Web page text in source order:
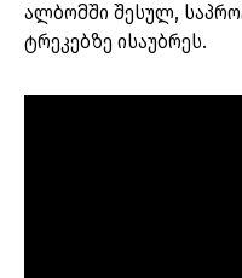
ალბომში შესულ,
ტრეკებზე ისაუბრეს.